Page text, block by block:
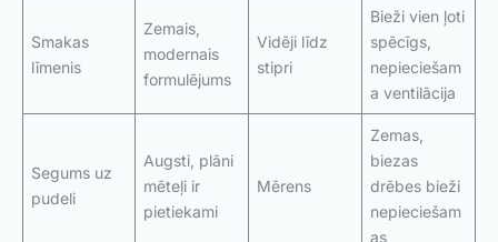
Smakas
līmenis
Zemais,
modernais
formulējums
Vidēji līdz
stipri
Bieži vien ļoti
spēcīgs,
nepieciešam
a ventilācija
Segums uz
pudeli
Augsti, plāni
mēteļi ir
pietiekami
Mērens
Zemas,
biezas
drēbes bieži
nepieciešam
as